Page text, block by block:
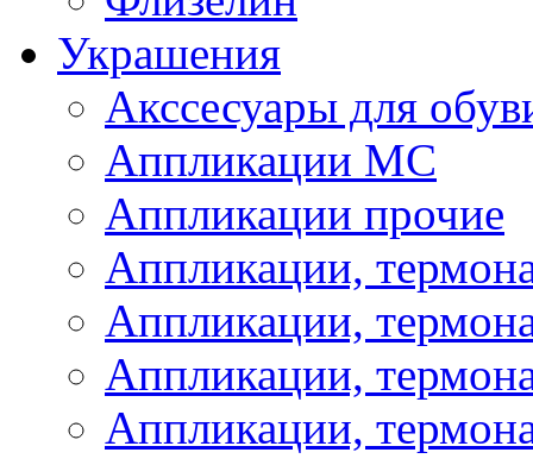
Украшения
Акссесуары для
Аппликации МС
Аппликации прочие
Аппликации,
Аппликации,
Аппликации,
Аппликации,